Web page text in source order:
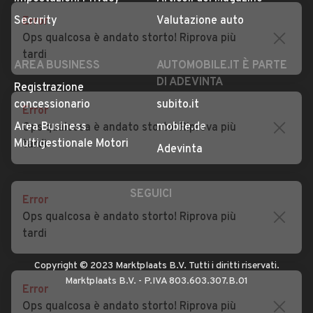
Impostazioni Privacy
Security
Articoli del Magazine
Valutazione auto
AREA BUSINESS
Registrazione
concessionario
Area Business
AUTOMOBILE.IT È PARTE
DI ADEVINTA
subito.it
mobile.de
SEGUICI
Copyright © 2023 Marktplaats B.V. Tutti i diritti riservati.
Marktplaats B.V. - P.IVA 803.603.307.B.01
Error
Ops qualcosa è andato storto! Riprova più
tardi
Error
Ops qualcosa è andato storto! Riprova più
tardi
Error
Ops qualcosa è andato storto! Riprova più
tardi
Error
Ops qualcosa è andato storto! Riprova più